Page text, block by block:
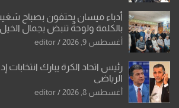
أدباء ميسان يحتفون بصباح
بالكلمة ولوحةٌ تنبض بجمال الخيل
أغسطس 9, 2026 editor
رئيس اتحاد الكرة يبارك انتخابات
الرياضي
أغسطس 8, 2026 editor